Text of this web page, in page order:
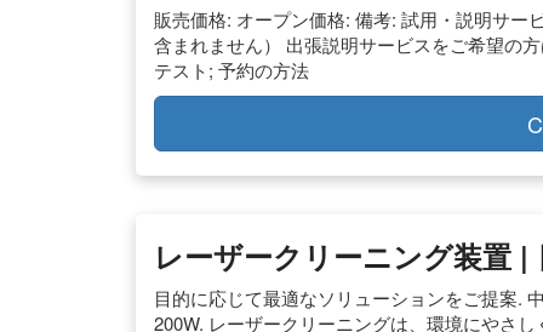
販売価格: オープン価格: 備考: 試用・説明サー
含まれません） 出張説明サービスをご希望の
テスト; 予約の方法
レーザークリーニング装置 |
目的に応じて最適なソリューションをご提案.
200W. レーザークリーニングは、環境にやさ